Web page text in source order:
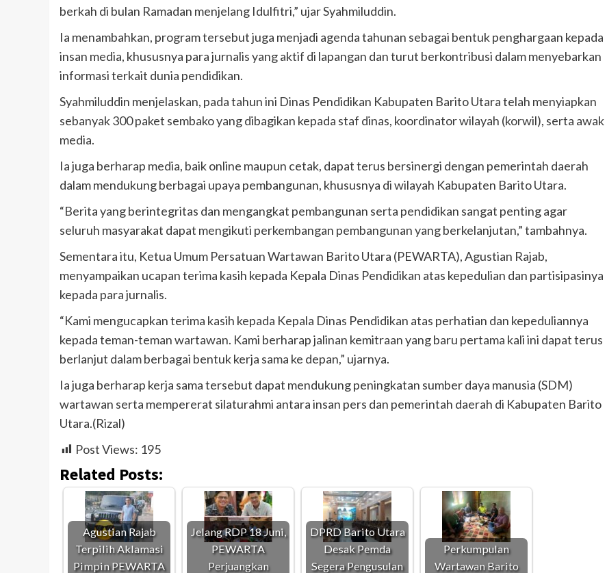
berkah di bulan Ramadan menjelang Idulfitri,” ujar Syahmiluddin.
Ia menambahkan, program tersebut juga menjadi agenda tahunan sebagai bentuk penghargaan kepada
insan media, khususnya para jurnalis yang aktif di lapangan dan turut berkontribusi dalam menyebarkan
informasi terkait dunia pendidikan.
Syahmiluddin menjelaskan, pada tahun ini Dinas Pendidikan Kabupaten Barito Utara telah menyiapkan
sebanyak 300 paket sembako yang dibagikan kepada staf dinas, koordinator wilayah (korwil), serta awak
media.
Ia juga berharap media, baik online maupun cetak, dapat terus bersinergi dengan pemerintah daerah
dalam mendukung berbagai upaya pembangunan, khususnya di wilayah Kabupaten Barito Utara.
“Berita yang berintegritas dan mengangkat pembangunan serta pendidikan sangat penting agar
seluruh masyarakat dapat mengikuti perkembangan pembangunan yang berkelanjutan,” tambahnya.
Sementara itu, Ketua Umum Persatuan Wartawan Barito Utara (PEWARTA), Agustian Rajab,
menyampaikan ucapan terima kasih kepada Kepala Dinas Pendidikan atas kepedulian dan partisipasinya
kepada para jurnalis.
“Kami mengucapkan terima kasih kepada Kepala Dinas Pendidikan atas perhatian dan kepeduliannya
kepada teman-teman wartawan. Kami berharap jalinan kemitraan yang baru pertama kali ini dapat terus
berlanjut dalam berbagai bentuk kerja sama ke depan,” ujarnya.
Ia juga berharap kerja sama tersebut dapat mendukung peningkatan sumber daya manusia (SDM)
wartawan serta mempererat silaturahmi antara insan pers dan pemerintah daerah di Kabupaten Barito
Utara.(Rizal)
Post Views: 195
Related Posts:
Agustian Rajab
Terpilih Aklamasi
Pimpin PEWARTA
Jelang RDP 18 Juni,
PEWARTA
Perjuangkan
DPRD Barito Utara
Desak Pemda
Segera Pengusulan
Perkumpulan
Wartawan Barito